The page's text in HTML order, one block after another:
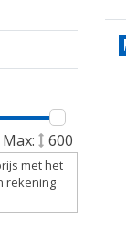
Max: 600
met het
rekening